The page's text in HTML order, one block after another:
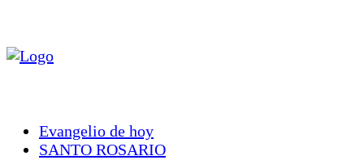
Evangelio de hoy
SANTO ROSARIO